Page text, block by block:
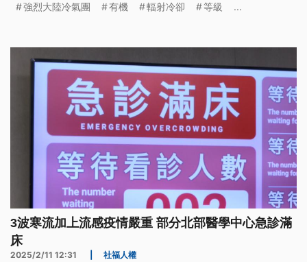
機會來到寒流等級，到了週末白天回溫幅度也有限，
強烈大陸冷氣團 有機 輻射冷卻 等級 ...
3波寒流加上流感疫情嚴重 部分北部醫學中心急診滿
床
2025/2/11 12:31 社福人權